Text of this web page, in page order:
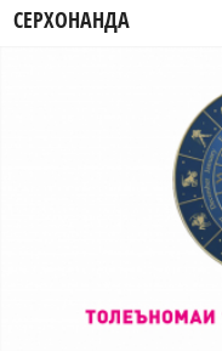
СЕРХОНАНДА